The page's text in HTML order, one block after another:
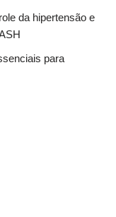
da hipertensão e
para